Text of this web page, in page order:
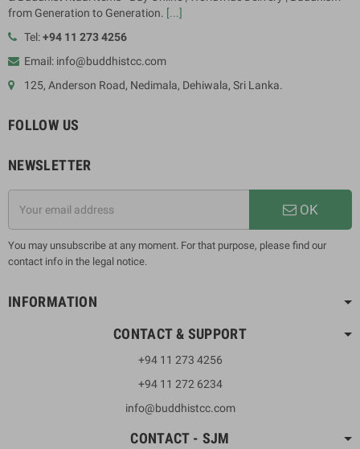
from Generation to Generation. [...]
Tel:+94 11 273 4256
Email: info@buddhistcc.com
125, Anderson Road, Nedimala, Dehiwala, Sri Lanka.
FOLLOW US
NEWSLETTER
OK
You may unsubscribe at any moment. For that purpose, please find our
contact info in the legal notice.
INFORMATION
CONTACT & SUPPORT
+94 11 273 4256
+94 11 272 6234
info@buddhistcc.com
CONTACT - SJM